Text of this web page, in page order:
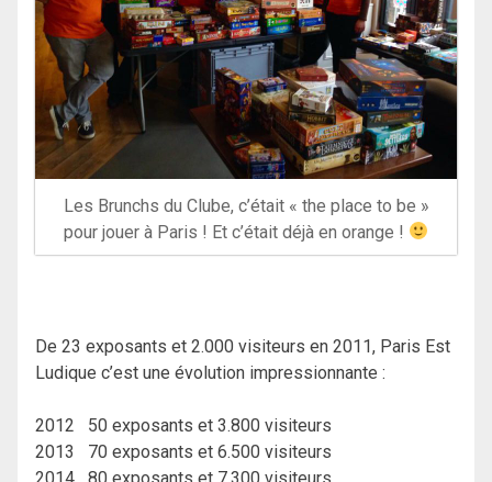
Les Brunchs du Clube, c’était « the place to be »
pour jouer à Paris ! Et c’était déjà en orange !
De 23 exposants et 2.000 visiteurs en 2011, Paris Est
Ludique c’est une évolution impressionnante :
2012 50 exposants et 3.800 visiteurs
2013 70 exposants et 6.500 visiteurs